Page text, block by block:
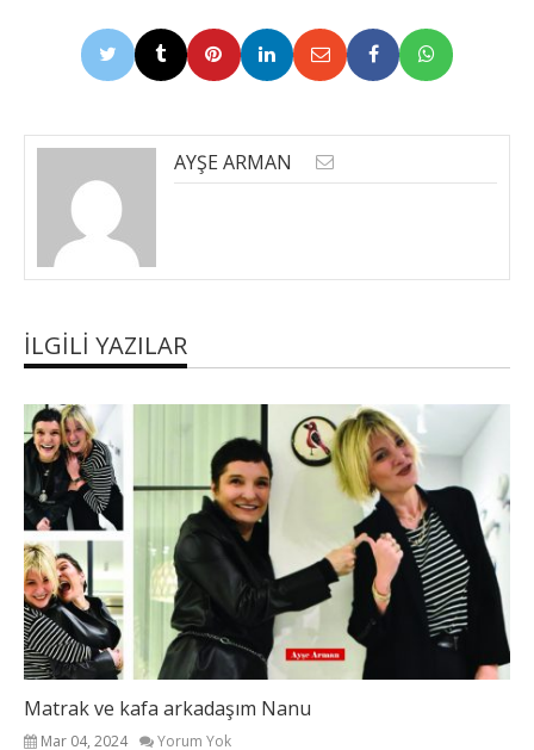
AYŞE ARMAN
İLGILI YAZILAR
Matrak ve kafa arkadaşım Nanu
Mar 04, 2024 Yorum Yok